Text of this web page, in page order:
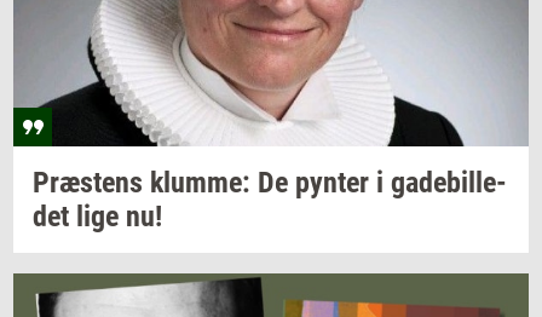
Præ­stens klum­me: De py­n­ter i ga­de­bil­le­
det lige nu!